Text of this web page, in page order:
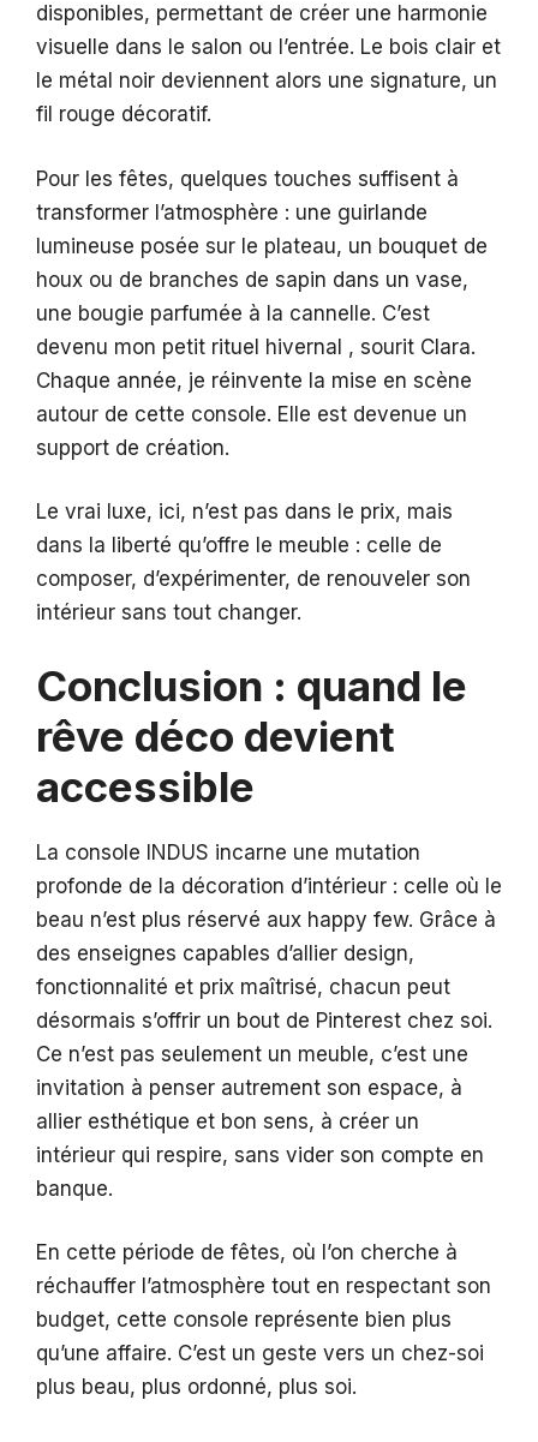
disponibles, permettant de créer une harmonie
visuelle dans le salon ou l’entrée. Le bois clair et
le métal noir deviennent alors une signature, un
fil rouge décoratif.
Pour les fêtes, quelques touches suffisent à
transformer l’atmosphère : une guirlande
lumineuse posée sur le plateau, un bouquet de
houx ou de branches de sapin dans un vase,
une bougie parfumée à la cannelle. C’est
devenu mon petit rituel hivernal , sourit Clara.
Chaque année, je réinvente la mise en scène
autour de cette console. Elle est devenue un
support de création.
Le vrai luxe, ici, n’est pas dans le prix, mais
dans la liberté qu’offre le meuble : celle de
composer, d’expérimenter, de renouveler son
intérieur sans tout changer.
Conclusion : quand le
rêve déco devient
accessible
La console INDUS incarne une mutation
profonde de la décoration d’intérieur : celle où le
beau n’est plus réservé aux happy few. Grâce à
des enseignes capables d’allier design,
fonctionnalité et prix maîtrisé, chacun peut
désormais s’offrir un bout de Pinterest chez soi.
Ce n’est pas seulement un meuble, c’est une
invitation à penser autrement son espace, à
allier esthétique et bon sens, à créer un
intérieur qui respire, sans vider son compte en
banque.
En cette période de fêtes, où l’on cherche à
réchauffer l’atmosphère tout en respectant son
budget, cette console représente bien plus
qu’une affaire. C’est un geste vers un chez-soi
plus beau, plus ordonné, plus soi.